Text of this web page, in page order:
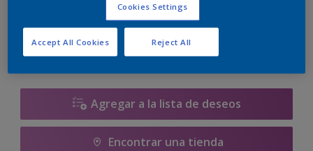
Cantidad Calculadora de pintura
Calcular
Agregar a la lista de deseos
Encontrar una tienda
Cookies Settings
Reject All
Accept All Cookies